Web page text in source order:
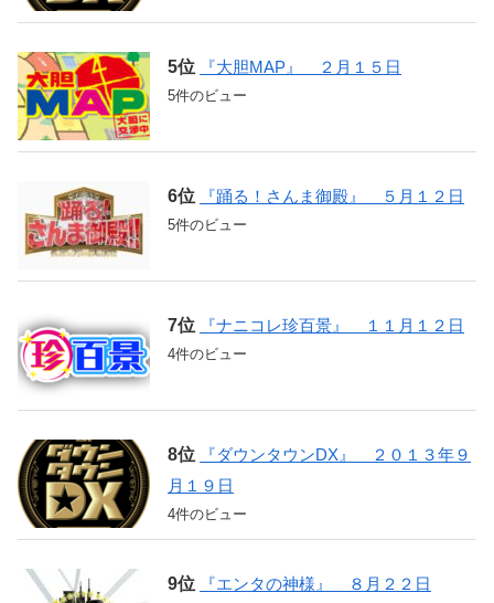
『大胆MAP』 ２月１５日
5件のビュー
『踊る！さんま御殿』 ５月１２日
5件のビュー
『ナニコレ珍百景』 １１月１２日
4件のビュー
『ダウンタウンDX』 ２０１３年９
月１９日
4件のビュー
『エンタの神様』 ８月２２日